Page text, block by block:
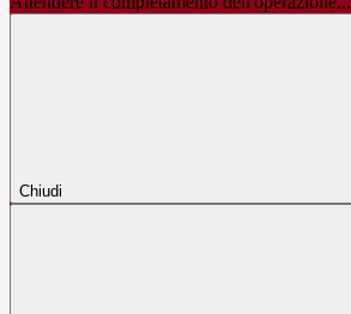
Chiudi